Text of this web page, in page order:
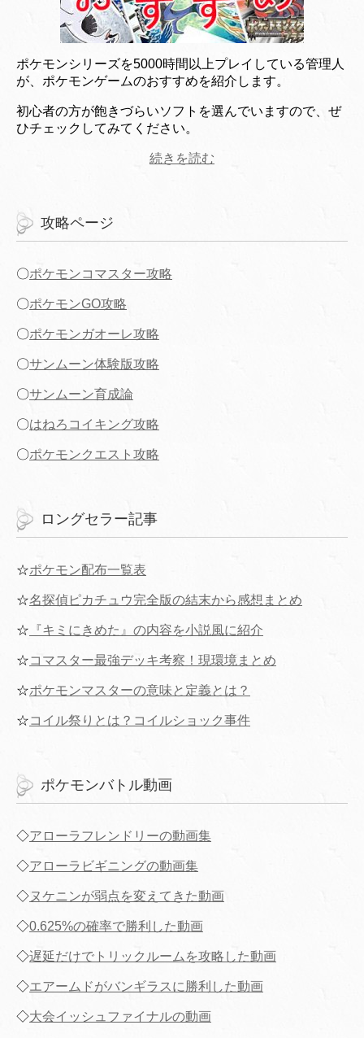
ポケモンシリーズを5000時間以上プレイしている管理人
が、ポケモンゲームのおすすめを紹介します。
初心者の方が飽きづらいソフトを選んでいますので、ぜ
ひチェックしてみてください。
続きを読む
攻略ページ
〇ポケモンコマスター攻略
〇ポケモンGO攻略
〇ポケモンガオーレ攻略
〇サンムーン体験版攻略
〇サンムーン育成論
〇はねろコイキング攻略
〇ポケモンクエスト攻略
ロングセラー記事
☆ポケモン配布一覧表
☆名探偵ピカチュウ完全版の結末から感想まとめ
☆ 『キミにきめた』の内容を小説風に紹介
☆コマスター最強デッキ考察！現環境まとめ
☆ポケモンマスターの意味と定義とは？
☆コイル祭りとは？コイルショック事件
ポケモンバトル動画
◇アローラフレンドリーの動画集
◇アローラビギニングの動画集
◇ヌケニンが弱点を変えてきた動画
◇0.625%の確率で勝利した動画
◇遅延だけでトリックルームを攻略した動画
◇エアームドがバンギラスに勝利した動画
◇大会イッシュファイナルの動画